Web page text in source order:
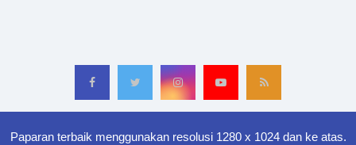
Paparan terbaik menggunakan resolusi 1280 x 1024 dan ke atas.